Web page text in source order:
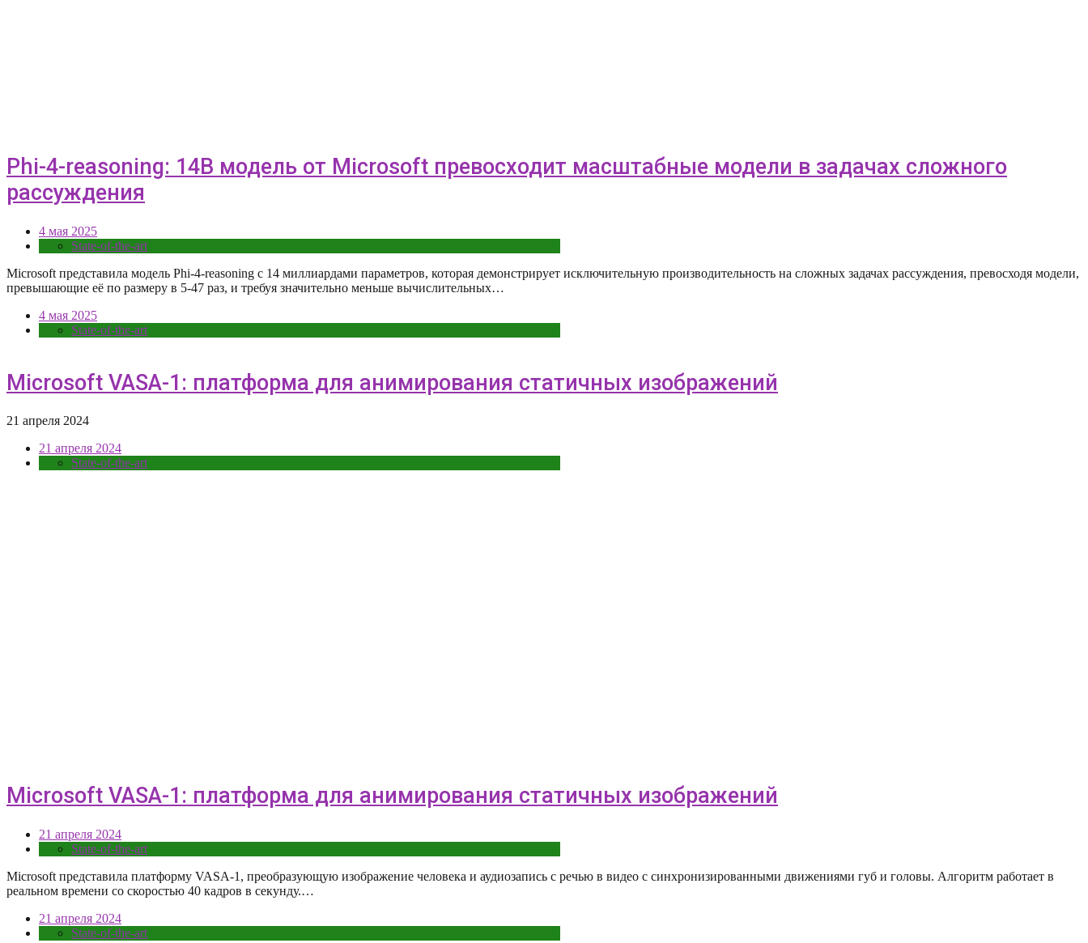
Phi-4-reasoning: 14B модель от Microsoft превосходит масштабные модели в задачах сложного
рассуждения
4 мая 2025
State-of-the-art
Microsoft представила модель Phi-4-reasoning с 14 миллиардами параметров, которая демонстрирует исключительную производительность на сложных задачах рассуждения, превосходя модели,
превышающие её по размеру в 5-47 раз, и требуя значительно меньше вычислительных…
4 мая 2025
State-of-the-art
Microsoft VASA-1: платформа для анимирования статичных изображений
21 апреля 2024
21 апреля 2024
State-of-the-art
Microsoft VASA-1: платформа для анимирования статичных изображений
21 апреля 2024
State-of-the-art
Microsoft представила платформу VASA-1, преобразующую изображение человека и аудиозапись с речью в видео с синхронизированными движениями губ и головы. Алгоритм работает в
реальном времени со скоростью 40 кадров в секунду.…
21 апреля 2024
State-of-the-art